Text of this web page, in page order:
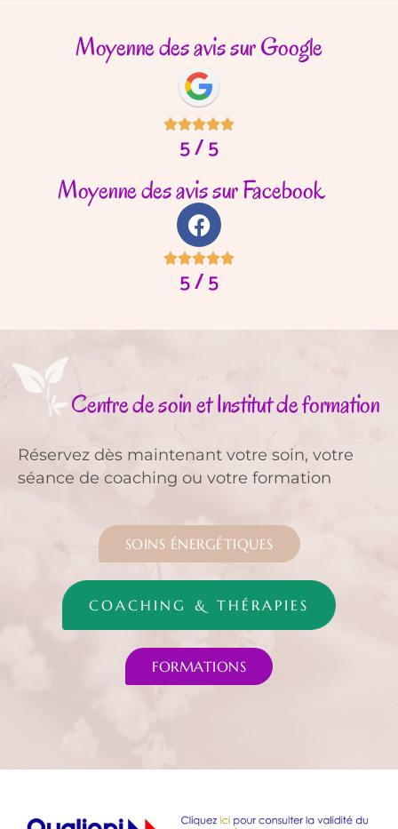
Moyenne des avis sur Google

5 / 5
Moyenne des avis sur Facebook

5 / 5
Centre de soin et Institut de formation
Réservez dès maintenant votre soin, votre
séance de coaching ou votre formation
SOINS ÉNERGÉTIQUES
COACHING & THÉRAPIES
FORMATIONS